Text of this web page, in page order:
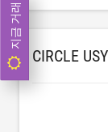
CIRCLE
지금 거래